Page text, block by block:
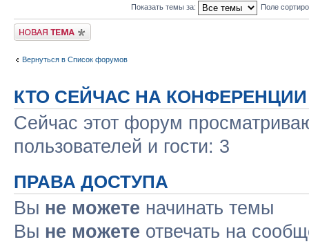
Показать темы за: Поле
Новая тема
Вернуться в Список форумов
КТО СЕЙЧАС НА КОНФЕРЕНЦИИ
Сейчас этот форум
пользователей и гости: 3
ПРАВА ДОСТУПА
Вы не можете начинать темы
Вы не можете отвечать на